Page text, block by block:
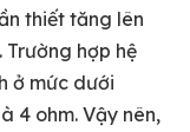
thiết tăng lên
hợp hệ
ở mức dưới
4 ohm. Vậy nên,